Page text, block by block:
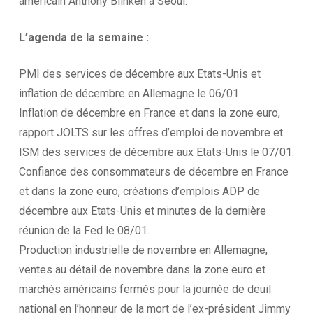
L’agendade la semaine :
PMI des services de décembre aux Etats-Unis et
inflation de décembre en Allemagne le 06/01.
Inflation de décembre en France et dans la zone euro,
rapport JOLTS sur les offres d’emploi de novembre et
ISM des services de décembre aux Etats-Unis le 07/01.
Confiance des consommateurs de décembre en France
et dans la zone euro, créations d’emplois ADP de
décembre aux Etats-Unis et minutes de la dernière
réunion de la Fed le 08/01.
Production industrielle de novembre en Allemagne,
ventes au détail de novembre dans la zone euro et
marchés américains fermés pour la journée de deuil
national en l’honneur de la mort de l’ex-président Jimmy